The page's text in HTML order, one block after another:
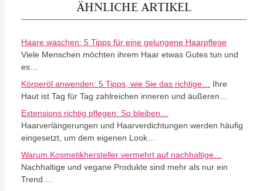
ÄHNLICHE ARTIKEL
Haare waschen: 5 Tipps für eine gelungene Haarpflege
Viele Menschen möchten ihrem Haar etwas Gutes tun und
es…
Körperöl anwenden: 5 Tipps, wie Sie das richtige…
Ihre
Haut ist Tag für Tag zahlreichen inneren und äußeren…
Extensions richtig pflegen: So bleiben…
Haarverlängerungen und Haarverdichtungen werden häufig
eingesetzt, um dem eigenen Look…
Warum Kosmetikhersteller vermehrt auf nachhaltige…
Nachhaltige und vegane Produkte sind mehr als nur ein
Trend.…